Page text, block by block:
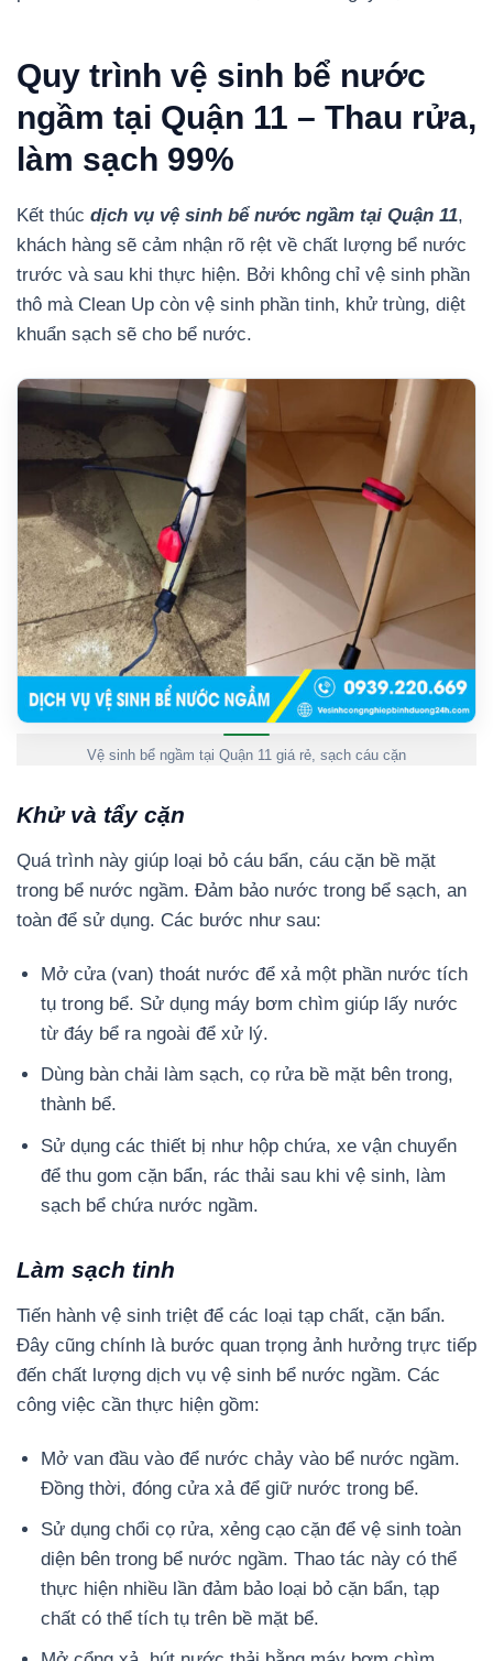
Quy trình vệ sinh bể nước
ngầm tại Quận 11 – Thau rửa,
làm sạch 99%
Kết thúc dịch vụ vệ sinh bể nước ngầm tại Quận 11,
khách hàng sẽ cảm nhận rõ rệt về chất lượng bể nước
trước và sau khi thực hiện. Bởi không chỉ vệ sinh phần
thô mà Clean Up còn vệ sinh phần tinh, khử trùng, diệt
khuẩn sạch sẽ cho bể nước.
Vệ sinh bể ngầm tại Quận 11 giá rẻ, sạch cáu cặn
Khử và tẩy cặn
Quá trình này giúp loại bỏ cáu bẩn, cáu cặn bề mặt
trong bể nước ngầm. Đảm bảo nước trong bể sạch, an
toàn để sử dụng. Các bước như sau:
Mở cửa (van) thoát nước để xả một phần nước tích
tụ trong bể. Sử dụng máy bơm chìm giúp lấy nước
từ đáy bể ra ngoài để xử lý.
Dùng bàn chải làm sạch, cọ rửa bề mặt bên trong,
thành bể.
Sử dụng các thiết bị như hộp chứa, xe vận chuyển
để thu gom cặn bẩn, rác thải sau khi vệ sinh, làm
sạch bể chứa nước ngầm.
Làm sạch tinh
Tiến hành vệ sinh triệt để các loại tạp chất, cặn bẩn.
Đây cũng chính là bước quan trọng ảnh hưởng trực tiếp
đến chất lượng dịch vụ vệ sinh bể nước ngầm. Các
công việc cần thực hiện gồm:
Mở van đầu vào để nước chảy vào bể nước ngầm.
Đồng thời, đóng cửa xả để giữ nước trong bể.
Sử dụng chổi cọ rửa, xẻng cạo cặn để vệ sinh toàn
diện bên trong bể nước ngầm. Thao tác này có thể
thực hiện nhiều lần đảm bảo loại bỏ cặn bẩn, tạp
chất có thể tích tụ trên bề mặt bể.